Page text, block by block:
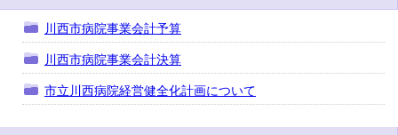
川西市病院事業会計予算
川西市病院事業会計決算
市立川西病院経営健全化計画について